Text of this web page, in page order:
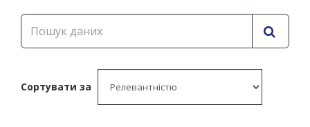
Сортувати за